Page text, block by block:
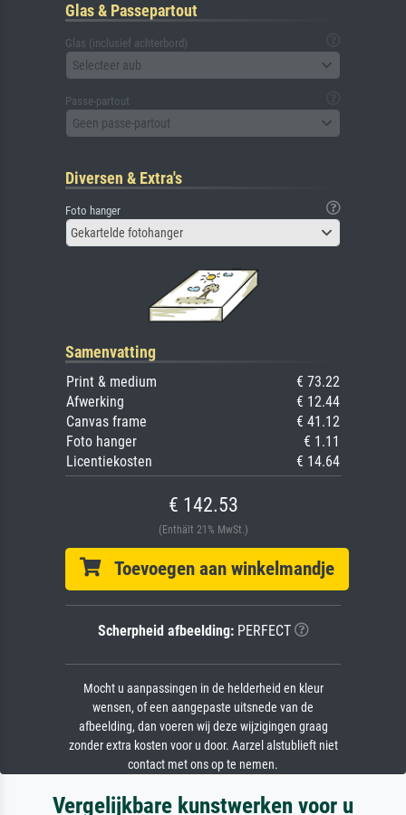
Glas & Passepartout
Glas (inclusief achterbord)
Selecteer aub
Passe-partout
Geen passe-partout
Diversen & Extra's
Foto hanger
Gekartelde fotohanger
Samenvatting
Print & medium
€ 73.22
Afwerking
€ 12.44
Canvas frame
€ 41.12
Foto hanger
€ 1.11
Licentiekosten
€ 14.64
€ 142.53
(Enthält 21% MwSt.)
Toevoegen aan winkelmandje
Scherpheid afbeelding:PERFECT
Mocht u aanpassingen in de helderheid en kleur
wensen, of een aangepaste uitsnede van de
afbeelding, dan voeren wij deze wijzigingen graag
zonder extra kosten voor u door. Aarzel alstublieft niet
contact met ons op te nemen.
Vergelijkbare kunstwerken voor u